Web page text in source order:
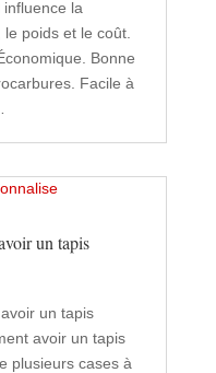
la
poids et le coût.
Bonne
Facile à
un tapis
un tapis
avoir un tapis
plusieurs cases à